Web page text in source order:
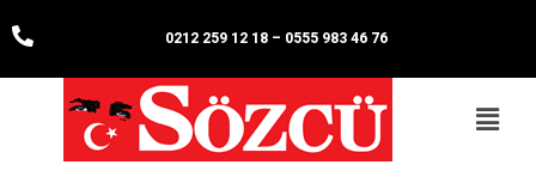
0212 259 12 18– 0555 983 46 76